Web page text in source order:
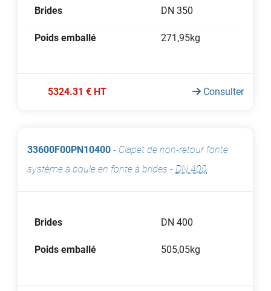
Brides DN 350
Poids emballé 271,95kg
5324.31 € HT Consulter
33600F00PN10400 - Clapet de non-retour fonte
système à boule en fonte à brides - DN 400
Brides DN 400
Poids emballé 505,05kg